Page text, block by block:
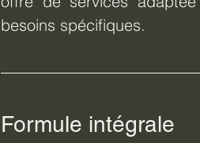
besoins spécifiques.
Formule intégrale